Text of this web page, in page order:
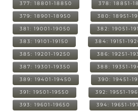
377: 18801-18850 378: 18851-
379: 18901-18950 380: 18951-
381: 19001-19050 382: 19051-
383: 19101-19150 384: 19151-
385: 19201-19250 386: 19251-
387: 19301-19350 388: 19351-
389: 19401-19450 390: 19451-
391: 19501-19550 392: 19551-
393: 19601-19650 394: 19651-